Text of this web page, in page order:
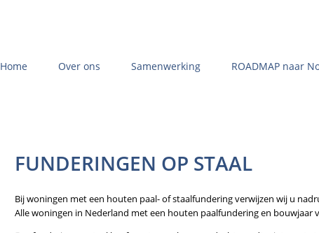
Home
Over ons Samenwerking ROADMAP naar
FUNDERINGEN OP STAAL
Bij woningen met een houten paal- of staalfundering verwijzen wij u
Alle woningen in Nederland met een houten paalfundering en bouwjaar